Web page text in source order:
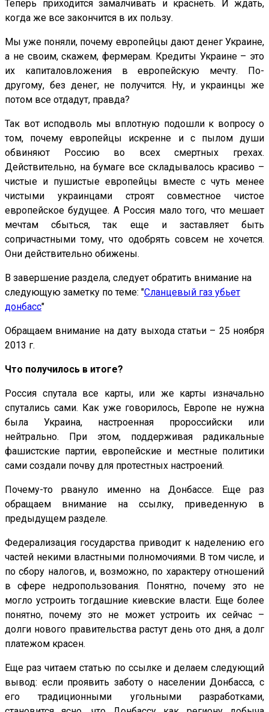
Теперь приходится замалчивать и краснеть. И ждать,
когда же все закончится в их пользу.
Мы уже поняли, почему европейцы дают денег Украине,
а не своим, скажем, фермерам. Кредиты Украине – это
их капиталовложения в европейскую мечту. По-
другому, без денег, не получится. Ну, и украинцы же
потом все отдадут, правда?
Так вот исподволь мы вплотную подошли к вопросу о
том, почему европейцы искренне и с пылом души
обвиняют Россию во всех смертных грехах.
Действительно, на бумаге все складывалось красиво –
чистые и пушистые европейцы вместе с чуть менее
чистыми украинцами строят совместное чистое
европейское будущее. А Россия мало того, что мешает
мечтам сбыться, так еще и заставляет быть
сопричастными тому, что одобрять совсем не хочется.
Они действительно обижены.
В завершение раздела, следует обратить внимание на
следующую заметку по теме: "Cланцевый газ убьет
донбасс"
Обращаем внимание на дату выхода статьи – 25 ноября
2013 г.
Что получилось в итоге?
Россия спутала все карты, или же карты изначально
спутались сами. Как уже говорилось, Европе не нужна
была Украина, настроенная пророссийски или
нейтрально. При этом, поддерживая радикальные
фашистские партии, европейские и местные политики
сами создали почву для протестных настроений.
Почему-то рвануло именно на Донбассе. Еще раз
обращаем внимание на ссылку, приведенную в
предыдущем разделе.
Федерализация государства приводит к наделению его
частей некими властными полномочиями. В том числе, и
по сбору налогов, и, возможно, по характеру отношений
в сфере недропользования. Понятно, почему это не
могло устроить тогдашние киевские власти. Еще более
понятно, почему это не может устроить их сейчас –
долги нового правительства растут день ото дня, а долг
платежом красен.
Еще раз читаем статью по ссылке и делаем следующий
вывод: если проявить заботу о населении Донбасса, с
его традиционными угольными разработками,